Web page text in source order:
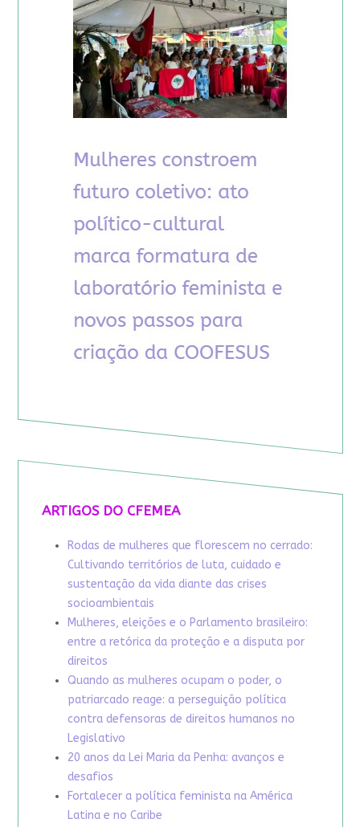
ARTIGOS DO CFEMEA
Rodas de mulheres que florescem no cerrado:
Cultivando territórios de luta, cuidado e
sustentação da vida diante das crises
socioambientais
Mulheres, eleições e o Parlamento brasileiro:
entre a retórica da proteção e a disputa por
direitos
Quando as mulheres ocupam o poder, o
patriarcado reage: a perseguição política
contra defensoras de direitos humanos no
Legislativo
20 anos da Lei Maria da Penha: avanços e
desafios
Fortalecer a política feminista na América
Latina e no Caribe